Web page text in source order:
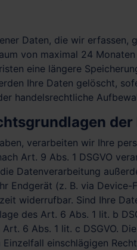
Daten, die wir
von maximal 24
eine längere
Ihre Daten gelöscht,
handelsrechtliche
verarbeiten wir Ihre
Art. 9 Abs. 1 DSGVO
Datenverarbeitung
Endgerät (z. B. via
widerrufbar. Sind Ihre
des Art. 6 Abs. 1 lit. b
6 Abs. 1 lit. c DSGVO.
einschlägigen